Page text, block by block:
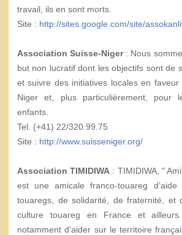
travail, ils en sont morts.
Site : http://sites.google.com/site/
Association Suisse-Niger: Nous
but non lucratif dont les objectifs sont de
et suivre des initiatives locales en faveur
Niger et, plus particulièrement, pour
enfants.
Tel. (+41) 22/320.99.75
Site : http://www.suisseniger.org/
Association TIMIDIWA : TIMIDIWA, "
est une amicale franco-touareg d’aide
touaregs, de solidarité, de fraternité, et
culture touareg en France et
notamment d’aider sur le territoire